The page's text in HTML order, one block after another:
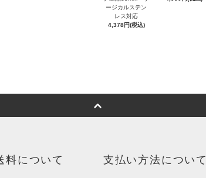
ージカルステン
レス対応
4,378円(税込)
料について 支払い方法について